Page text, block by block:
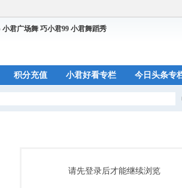
积分充值 小君好看专栏 今日头条专
请先登录后才能继续浏览